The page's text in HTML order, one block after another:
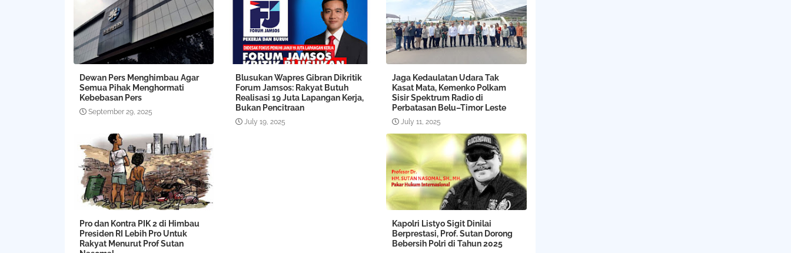
Dewan Pers Menghimbau Agar
Semua Pihak Menghormati
Kebebasan Pers
September 29, 2025
Blusukan Wapres Gibran Dikritik
Forum Jamsos: Rakyat Butuh
Realisasi 19 Juta Lapangan Kerja,
Bukan Pencitraan
July 19, 2025
Jaga Kedaulatan Udara Tak
Kasat Mata, Kemenko Polkam
Sisir Spektrum Radio di
Perbatasan Belu–Timor Leste
July 11, 2025
Pro dan Kontra PIK 2 di Himbau
Presiden RI Lebih Pro Untuk
Rakyat Menurut Prof Sutan
Kapolri Listyo Sigit Dinilai
Berprestasi, Prof. Sutan Dorong
Bebersih Polri di Tahun 2025